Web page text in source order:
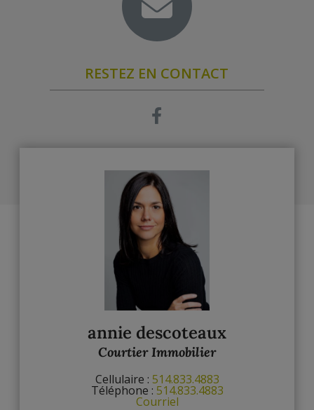
RESTEZ EN CONTACT
annie descoteaux
Courtier Immobilier
Cellulaire : 514.833.4883
Téléphone : 514.833.4883
Courriel